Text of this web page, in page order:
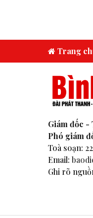
Trang
Giám đốc -
Phó giám
Toà soạn:
Email:
Ghi rõ